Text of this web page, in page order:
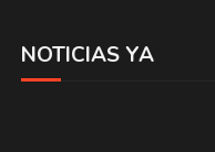
NOTICIAS YA